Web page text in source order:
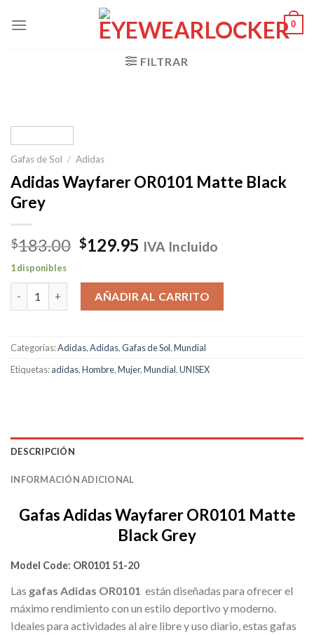
0
FILTRAR
Gafas de Sol / Adidas
Adidas Wayfarer OR0101 Matte Black
Grey
$183.00 El
original
era:
$183.00.
$129.95 El
actual
es:
$129.95.
IVA Incluido
1 disponibles
Adidas Wayfarer OR0101 Matte Black Grey cantidad
AÑADIR AL CARRITO
Categorías:Adidas,Adidas,Gafas de Sol,Mundial
Etiquetas:adidas,Hombre,Mujer,Mundial,UNISEX
DESCRIPCIÓN
INFORMACIÓN ADICIONAL
Gafas Adidas Wayfarer OR0101 Matte
Black Grey
Model Code: OR0101 51-20
Las gafas Adidas OR0101 están diseñadas para ofrecer el
máximo rendimiento con un estilo deportivo y moderno.
Ideales para actividades al aire libre y uso diario, estas gafas